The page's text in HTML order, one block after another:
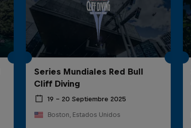
Series Mundiales Red Bull
Cliff Diving
19 – 20 Septiembre 2025
Boston, Estados Unidos